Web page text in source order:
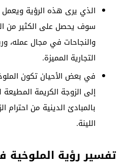
الذي يرى هذه الرؤية
سوف يحصل على الكثير من
والنجاحات في مجال عمله،
التجارية المميزة.
في بعض الأحيان تكون
إلى الزوجة الكريمة المطيعة
بالمبادئ الدينية من احترام
اللينة.
تفسير رؤية الملوخية